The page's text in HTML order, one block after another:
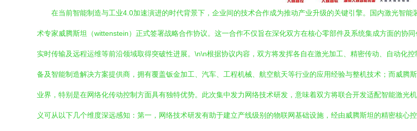
在当前智能制造与工业4.0加速演进的时代背景下，企业间的技术合作成为推动产业升级的关键引擎。国内激光智
术专家威腾斯坦（wittenstein）正式签署战略合作协议。这一合作不仅旨在深化双方在核心零部件及系统集成方面的协
实时传输及远程运维等前沿领域取得突破性进展。\n\n根据协议内容，双方将发挥各自在激光加工、精密传动、自动化
备及智能制造解决方案提供商，拥有覆盖钣金加工、汽车、工程机械、航空航天等行业的应用经验与整机技术；而威腾
业界，特别是在网络化传动控制方面具有独特优势。此次集中发力网络技术研发，意味着双方将联合开发适配智能激
义可从以下几个维度深远感知：第一，网络技术研发有助于建立产线级别的物联网基础设施，经由威腾斯坦的精密核